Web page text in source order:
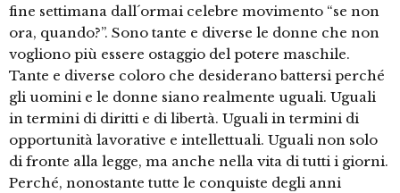
fine settimana dall´ormai celebre movimento “se non
ora, quando?”. Sono tante e diverse le donne che non
vogliono più essere ostaggio del potere maschile.
Tante e diverse coloro che desiderano battersi perché
gli uomini e le donne siano realmente uguali. Uguali
in termini di diritti e di libertà. Uguali in termini di
opportunità lavorative e intellettuali. Uguali non solo
di fronte alla legge, ma anche nella vita di tutti i giorni.
Perché, nonostante tutte le conquiste degli anni